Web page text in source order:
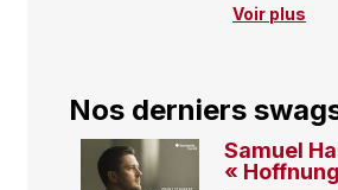
Voir plus
Nos derniers
Samuel
«